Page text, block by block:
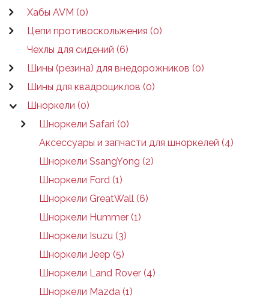
Хабы AVM (0)
Цепи противоскольжения (0)
Чехлы для сидений (6)
Шины (резина) для внедорожников (0)
Шины для квадроциклов (0)
Шноркели (0)
Шноркели Safari (0)
Аксессуары и запчасти для шноркелей (4)
Шноркели SsangYong (2)
Шноркели Ford (1)
Шноркели GreatWall (6)
Шноркели Hummer (1)
Шноркели Isuzu (3)
Шноркели Jeep (5)
Шноркели Land Rover (4)
Шноркели Mazda (1)